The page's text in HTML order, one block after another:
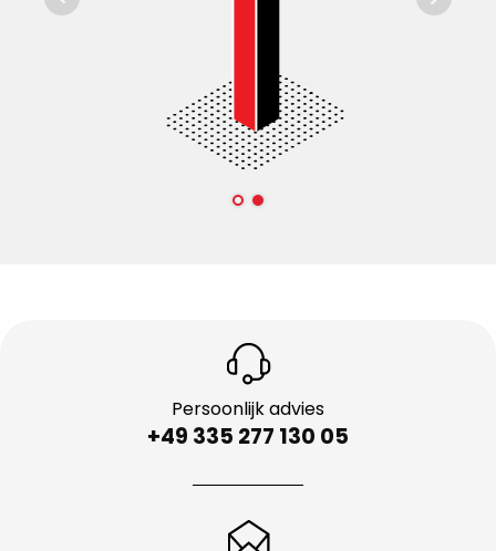
Persoonlijk advies
+49 335 277 130 05